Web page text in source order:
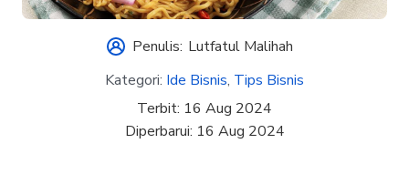
Penulis: Lutfatul Malihah
Kategori: Ide Bisnis, Tips Bisnis
Terbit: 16 Aug 2024
Diperbarui: 16 Aug 2024